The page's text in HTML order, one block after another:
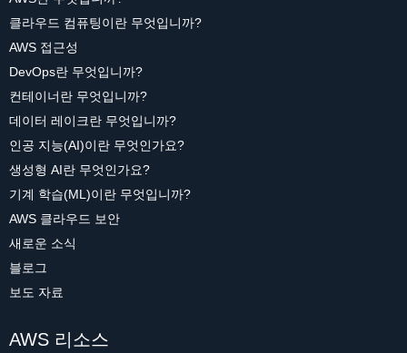
클라우드 컴퓨팅이란 무엇입니까?
AWS 접근성
DevOps란 무엇입니까?
컨테이너란 무엇입니까?
데이터 레이크란 무엇입니까?
인공 지능(AI)이란 무엇인가요?
생성형 AI란 무엇인가요?
기계 학습(ML)이란 무엇입니까?
AWS 클라우드 보안
새로운 소식
블로그
보도 자료
AWS 리소스